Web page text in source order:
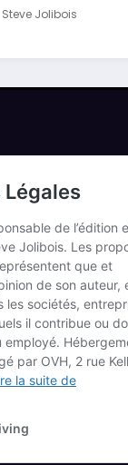
Steve Jolibois